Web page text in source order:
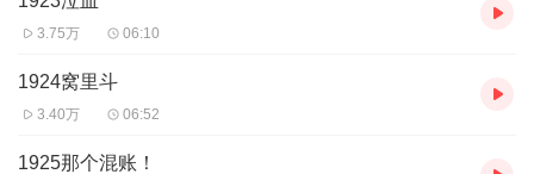
3.75万 06:10
1924窝里斗
3.40万 06:52
1925那个混账！